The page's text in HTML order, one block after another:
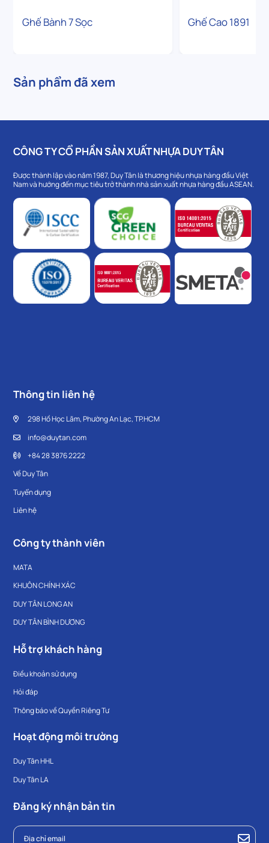
Ghế Bành 7 Sọc Ghế Cao 1891
Sản phẩm đã xem
CÔNG TY CỔ PHẦN SẢN XUẤT NHỰA DUY TÂN
Được thành lập vào năm 1987, Duy Tân là thương hiệu nhựa hàng đầu Việt
Nam và hướng đến mục tiêu trở thành nhà sản xuất nhựa hàng đầu ASEAN.
Thông tin liên hệ
298 Hồ Học Lãm, Phường An Lạc, TP.HCM
info@duytan.com
+84 28 3876 2222
Về Duy Tân
Tuyển dụng
Liên hệ
Công ty thành viên
MATA
KHUÔN CHÍNH XÁC
DUY TÂN LONG AN
DUY TÂN BÌNH DƯƠNG
Hỗ trợ khách hàng
Điều khoản sử dụng
Hỏi đáp
Thông báo về Quyền Riêng Tư
Hoạt động môi trường
Duy Tân HHL
Duy Tân LA
Đăng ký nhận bản tin